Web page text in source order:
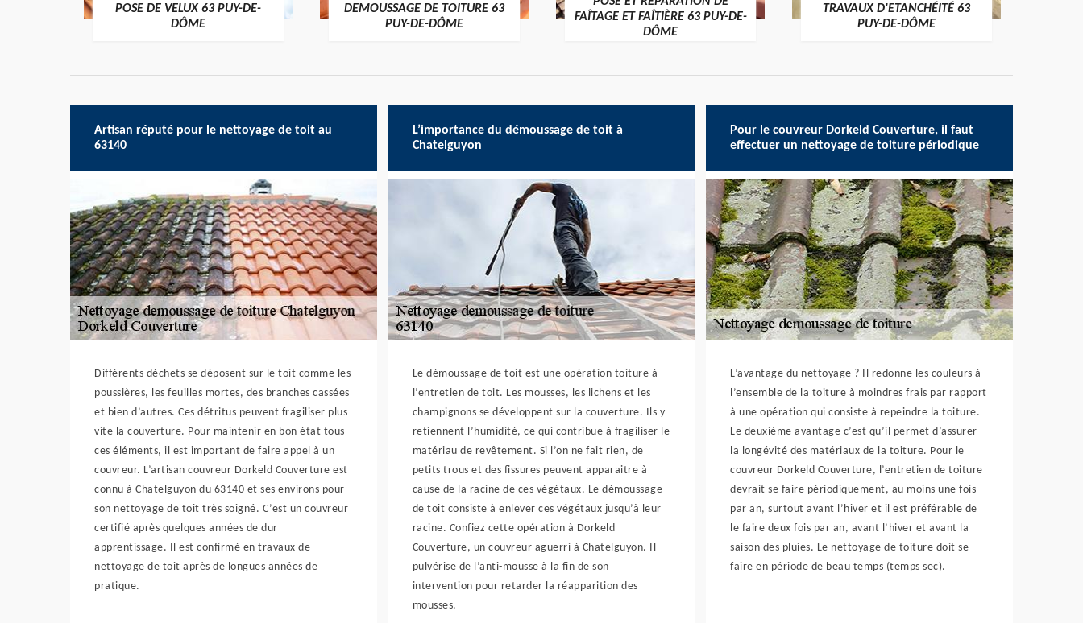
POSE DE VELUX 63 PUY-DE-
DÔME
DEMOUSSAGE DE TOITURE 63
PUY-DE-DÔME
FAÎTAGE ET FAÎTIÈRE 63 PUY-DE-
DÔME
TRAVAUX D'ETANCHÉITÉ 63
PUY-DE-DÔME
Artisan réputé pour le nettoyage de toit au
63140
Différents déchets se déposent sur le toit comme les
poussières, les feuilles mortes, des branches cassées
et bien d’autres. Ces détritus peuvent fragiliser plus
vite la couverture. Pour maintenir en bon état tous
ces éléments, il est important de faire appel à un
couvreur. L’artisan couvreur Dorkeld Couverture est
connu à Chatelguyon du 63140 et ses environs pour
son nettoyage de toit très soigné. C’est un couvreur
certifié après quelques années de dur
apprentissage. Il est confirmé en travaux de
nettoyage de toit après de longues années de
pratique.
L’importance du démoussage de toit à
Chatelguyon
Le démoussage de toit est une opération toiture à
l’entretien de toit. Les mousses, les lichens et les
champignons se développent sur la couverture. Ils y
retiennent l’humidité, ce qui contribue à fragiliser le
matériau de revêtement. Si l’on ne fait rien, de
petits trous et des fissures peuvent apparaitre à
cause de la racine de ces végétaux. Le démoussage
de toit consiste à enlever ces végétaux jusqu’à leur
racine. Confiez cette opération à Dorkeld
Couverture, un couvreur aguerri à Chatelguyon. Il
pulvérise de l’anti-mousse à la fin de son
intervention pour retarder la réapparition des
mousses.
Pour le couvreur Dorkeld Couverture, il faut
effectuer un nettoyage de toiture périodique
L’avantage du nettoyage ? Il redonne les couleurs à
l’ensemble de la toiture à moindres frais par rapport
à une opération qui consiste à repeindre la toiture.
Le deuxième avantage c’est qu’il permet d’assurer
la longévité des matériaux de la toiture. Pour le
couvreur Dorkeld Couverture, l’entretien de toiture
devrait se faire périodiquement, au moins une fois
par an, surtout avant l’hiver et il est préférable de
le faire deux fois par an, avant l’hiver et avant la
saison des pluies. Le nettoyage de toiture doit se
faire en période de beau temps (temps sec).